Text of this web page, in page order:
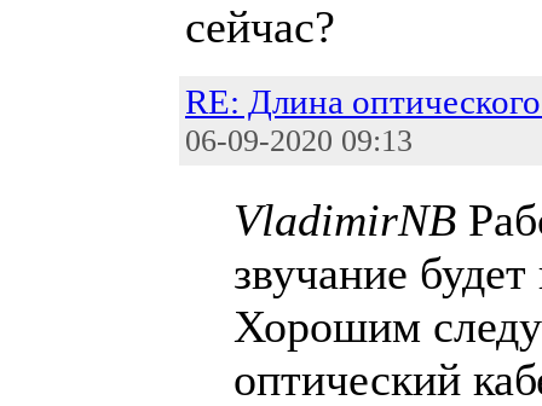
сейчас?
RE: Длина
06-09-2020 09:13
VladimirNB
звучание
Хорошим
оптический